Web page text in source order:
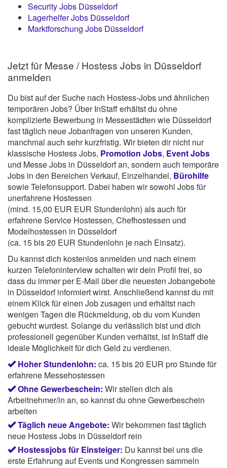
Security Jobs Düsseldorf
Lagerhelfer Jobs Düsseldorf
Marktforschung Jobs Düsseldorf
Jetzt für Messe / Hostess Jobs in Düsseldorf
anmelden
Du bist auf der Suche nach Hostess-Jobs und ähnlichen
temporären Jobs? Über InStaff erhältst du ohne
komplizierte Bewerbung in Messestädten wie Düsseldorf
fast täglich neue Jobanfragen von unseren Kunden,
manchmal auch sehr kurzfristig. Wir bieten dir nicht nur
klassische Hostess Jobs, Promotion Jobs, Event Jobs
und Messe Jobs in Düsseldorf an, sondern auch temporäre
Jobs in den Bereichen Verkauf, Einzelhandel, Bürohilfe
sowie Telefonsupport. Dabei haben wir sowohl Jobs für
unerfahrene Hostessen
(mind. 15,00 EUR EUR Stundenlohn) als auch für
erfahrene Service Hostessen, Chefhostessen und
Modelhostessen in Düsseldorf
(ca. 15 bis 20 EUR Stundenlohn je nach Einsatz).
Du kannst dich kostenlos anmelden und nach einem
kurzen Telefoninterview schalten wir dein Profil frei, so
dass du immer per E-Mail über die neuesten Jobangebote
in Düsseldorf informiert wirst. Anschließend kannst du mit
einem Klick für einen Job zusagen und erhältst nach
wenigen Tagen die Rückmeldung, ob du vom Kunden
gebucht wurdest. Solange du verlässlich bist und dich
professionell gegenüber Kunden verhältst, ist InStaff die
ideale Möglichkeit für dich Geld zu verdienen.
Hoher Stundenlohn: ca. 15 bis 20 EUR pro Stunde für
erfahrene Messehostessen
Ohne Gewerbeschein: Wir stellen dich als
Arbeitnehmer/in an, so kannst du ohne Gewerbeschein
arbeiten
Täglich neue Angebote: Wir bekommen fast täglich
neue Hostess Jobs in Düsseldorf rein
Hostessjobs für Einsteiger: Du kannst bei uns die
erste Erfahrung auf Events und Kongressen sammeln